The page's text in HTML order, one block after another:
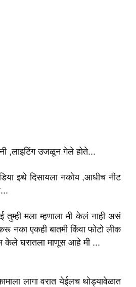
,लाइटिंग उजळून गेले होते...
इथे दिसायला नकोय ,आधीच नीट
तुम्ही मला म्हणाला मी केलं नाही असं
नका एकही बातमी किंवा फोटो लीक
केले घरातला माणूस आहे मी ...
लागा वरात येईलच थोड्यावेळात